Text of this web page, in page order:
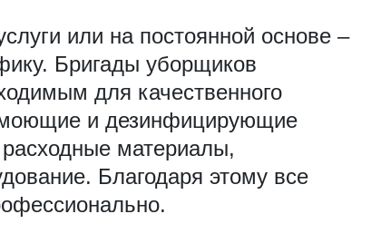
мытье балконов
гранита
уборка после строительства
квартиры после ремонта
или на постоянной основе –
Бригады уборщиков
для качественного
и дезинфицирующие
материалы,
Благодаря этому все